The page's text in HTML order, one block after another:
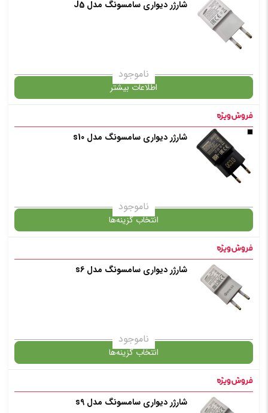
✧ چت با پشتیبان واتس آپگارانتی
انتخاب رنگ
✧ چت با پشتیبان واتس آپ
شارژر دیواری سامسونگ مدل J5
ناموجود
اطلاعات بیشتر
در حال حاضر این محصول در انبار موجود نیست و در دسترس نمی باشد.
✧ چت با پشتیبان واتس آپ
شارژر دیواری سامسونگ مدل s10
ناموجود
انتخاب گزینه‌ها
گارانتی
انتخاب رنگ
شارژر دیواری سامسونگ مدل s6
ناموجود
انتخاب گزینه‌ها
گارانتی شارژر دیواری سامسونگ مدل s9